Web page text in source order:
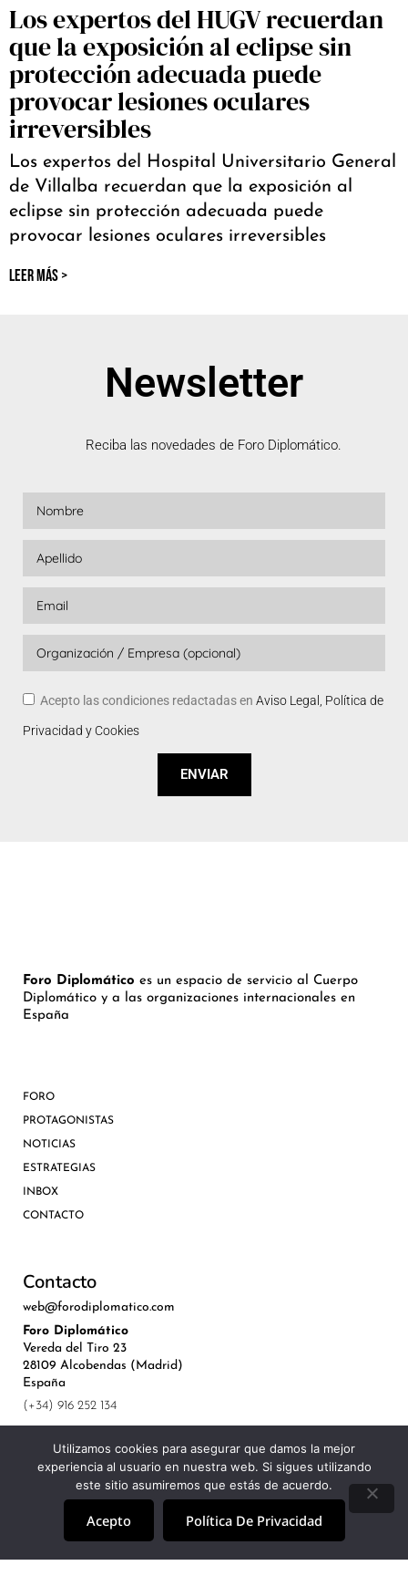
Los expertos del HUGV recuerdan
que la exposición al eclipse sin
protección adecuada puede
provocar lesiones oculares
irreversibles
Los expertos del Hospital Universitario General
de Villalba recuerdan que la exposición al
eclipse sin protección adecuada puede
provocar lesiones oculares irreversibles
LEER MÁS >
Newsletter
Reciba las novedades de Foro Diplomático.
Acepto las condiciones redactadas en Aviso Legal, Política de
Privacidad y Cookies
ENVIAR
Foro Diplomático es un espacio de servicio al Cuerpo
Diplomático y a las organizaciones internacionales en
España
FORO
PROTAGONISTAS
NOTICIAS
ESTRATEGIAS
INBOX
CONTACTO
Contacto
web@forodiplomatico.com
Foro Diplomático
Vereda del Tiro 23
28109 Alcobendas (Madrid)
España
(+34) 916 252 134
Utilizamos cookies para asegurar que damos la mejor
experiencia al usuario en nuestra web. Si sigues utilizando
este sitio asumiremos que estás de acuerdo.
Acepto Política De Privacidad